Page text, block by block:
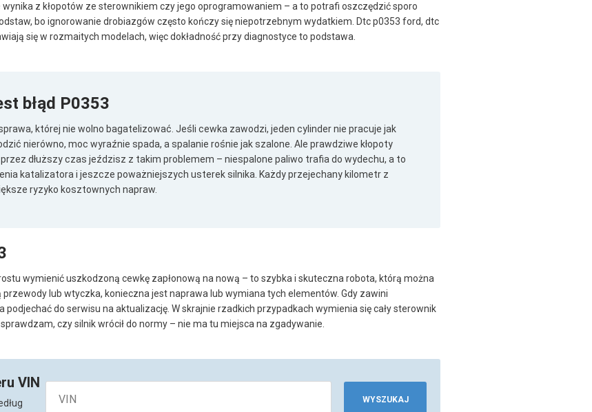
wynika z kłopotów ze sterownikiem czy jego oprogramowaniem – a to potrafi oszczędzić sporo
bo ignorowanie drobiazgów często kończy się niepotrzebnym wydatkiem. Dtc p0353 ford, dtc
się w rozmaitych modelach, więc dokładność przy diagnostyce to podstawa.
błąd P0353
której nie wolno bagatelizować. Jeśli cewka zawodzi, jeden cylinder nie pracuje jak
nierówno, moc wyraźnie spada, a spalanie rośnie jak szalone. Ale prawdziwe kłopoty
dłuższy czas jeździsz z takim problemem – niespalone paliwo trafia do wydechu, a to
katalizatora i jeszcze poważniejszych usterek silnika. Każdy przejechany kilometr z
ryzyko kosztownych napraw.
wymienić uszkodzoną cewkę zapłonową na nową – to szybka i skuteczna robota, którą można
lub wtyczka, konieczna jest naprawa lub wymiana tych elementów. Gdy zawini
do serwisu na aktualizację. W skrajnie rzadkich przypadkach wymienia się cały sterownik
czy silnik wrócił do normy – nie ma tu miejsca na zgadywanie.
VIN
WYSZUKAJ